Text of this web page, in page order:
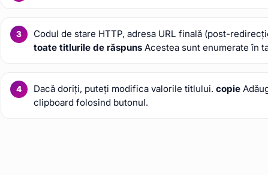
Codul de stare HTTP, adresa URL finală (post-
toate titlurile de răspuns Acestea sunt enumerate în
Dacă doriți, puteți modifica valorile titlului.copie
clipboard folosind butonul.